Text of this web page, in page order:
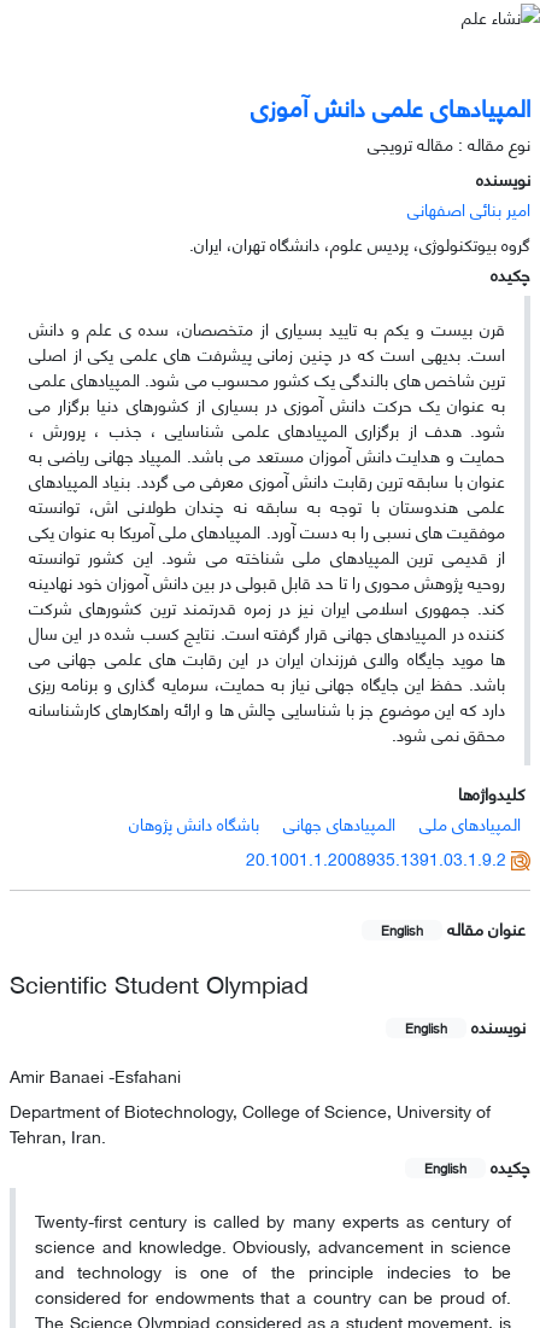
المپیادهای علمی دانش آموزی
نوع مقاله : مقاله ترویجی
نویسنده
امیر بنائی اصفهانی
گروه بیوتکنولوژی، پردیس علوم، دانشگاه تهران، ایران.
چکیده
قرن بیست و یکم به تایید بسیاری از متخصصان، سده ی علم و دانش
است. بدیهی است که در چنین زمانی پیشرفت های علمی یکی از اصلی
ترین شاخص های بالندگی یک کشور محسوب می شود. المپیادهای علمی
به عنوان یک حرکت دانش آموزی در بسیاری از کشورهای دنیا برگزار می
شود. هدف از برگزاری المپیادهای علمی شناسایی ، جذب ، پرورش ،
حمایت و هدایت دانش آموزان مستعد می باشد. المپیاد جهانی ریاضی به
عنوان با سابقه ترین رقابت دانش آموزی معرفی می گردد. بنیاد المپیادهای
علمی هندوستان با توجه به سابقه نه چندان طولانی اش، توانسته
موفقیت های نسبی را به دست آورد. المپیادهای ملی آمریکا به عنوان یکی
از قدیمی ترین المپیادهای ملی شناخته می شود. این کشور توانسته
روحیه پژوهش محوری را تا حد قابل قبولی در بین دانش آموزان خود نهادینه
کند. جمهوری اسلامی ایران نیز در زمره قدرتمند ترین کشورهای شرکت
کننده در المپیادهای جهانی قرار گرفته است. نتایج کسب شده در این سال
ها موید جایگاه والای فرزندان ایران در این رقابت های علمی جهانی می
باشد. حفظ این جایگاه جهانی نیاز به حمایت، سرمایه گذاری و برنامه ریزی
دارد که این موضوع جز با شناسایی چالش ها و ارائه راهکارهای کارشناسانه
محقق نمی شود.
کلیدواژه‌ها
المپیادهای ملی
المپیادهای جهانی
باشگاه دانش پژوهان
20.1001.1.2008935.1391.03.1.9.2
عنوان مقاله English
Scientific Student Olympiad
نویسنده English
Amir Banaei -Esfahani
Department of Biotechnology, College of Science, University of
Tehran, Iran.
چکیده
English
Twenty-first century is called by many experts as century of
science and knowledge. Obviously, advancement in science
and technology is one of the principle indecies to be
considered for endowments that a country can be proud of.
The Science Olympiad considered as a student movement, is